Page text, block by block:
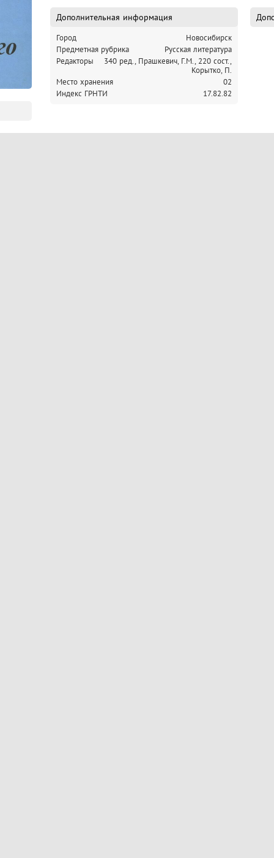
Дополнительная информация
Город
Новосибирск
Предметная рубрика
Русская литература
Редакторы
340 ред., Прашкевич, Г.М., 220 сост.,
Корытко, П.
Место хранения
02
Индекс ГРНТИ
17.82.82